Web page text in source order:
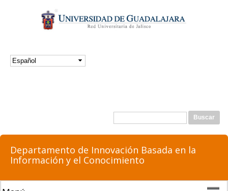
contenido
principal
Formulario de búsqueda
Departamento de Innovación Basada en la
Información y el Conocimiento